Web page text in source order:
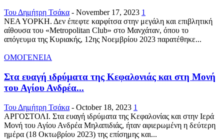
Του Δημήτρη Τσάκα - November 17, 2023 1
ΝΕΑ ΥΟΡΚΗ. Δεν έπεφτε καρφίτσα στην μεγάλη και επιβλητική
αίθουσα του «Metropolitan Club» στο Μανχάταν, όπου το
απόγευμα της Κυριακής, 12ης Νοεμβρίου 2023 παρατέθηκε...
ΟΜΟΓΕΝΕΙΑ
Στα ευαγή ιδρύματα της Κεφαλονιάς και στη Μονή
του Αγίου Ανδρέα...
Του Δημήτρη Τσάκα - October 18, 2023 1
ΑΡΓΟΣΤΟΛΙ. Στα ευαγή ιδρύματα της Κεφαλονίας και στην Ιερά
Μονή του Αγίου Ανδρέα Μηλαπιδιάς, ήταν αφιερωμένη η δεύτερη
ημέρα (18 Οκτωβρίου 2023) της επίσημης και...